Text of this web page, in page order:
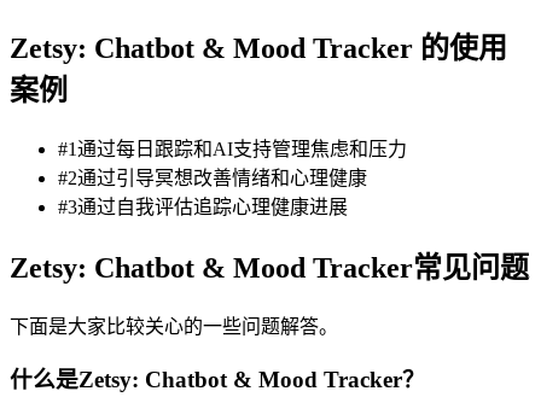
Zetsy: Chatbot & Mood Tracker 的使用
案例
#1通过每日跟踪和AI支持管理焦虑和压力
#2通过引导冥想改善情绪和心理健康
#3通过自我评估追踪心理健康进展
Zetsy: Chatbot & Mood Tracker常见问题
下面是大家比较关心的一些问题解答。
什么是Zetsy: Chatbot & Mood Tracker？